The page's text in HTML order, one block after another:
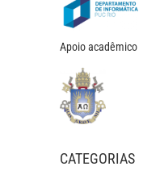
Apoio acadêmico
CATEGORIAS